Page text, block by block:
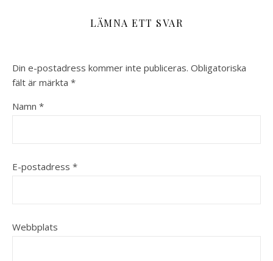
LÄMNA ETT SVAR
Din e-postadress kommer inte publiceras. Obligatoriska
fält är märkta *
Namn *
E-postadress *
Webbplats